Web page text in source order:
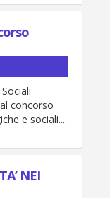
concorso
e sociali....
NEI